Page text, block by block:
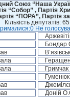
Союз “Наша
“Собор” , Партія
“ПОРА”, Партія
Кількість депутатів: 65
Не
Бондар
Доній